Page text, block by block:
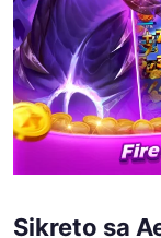
Sikreto sa